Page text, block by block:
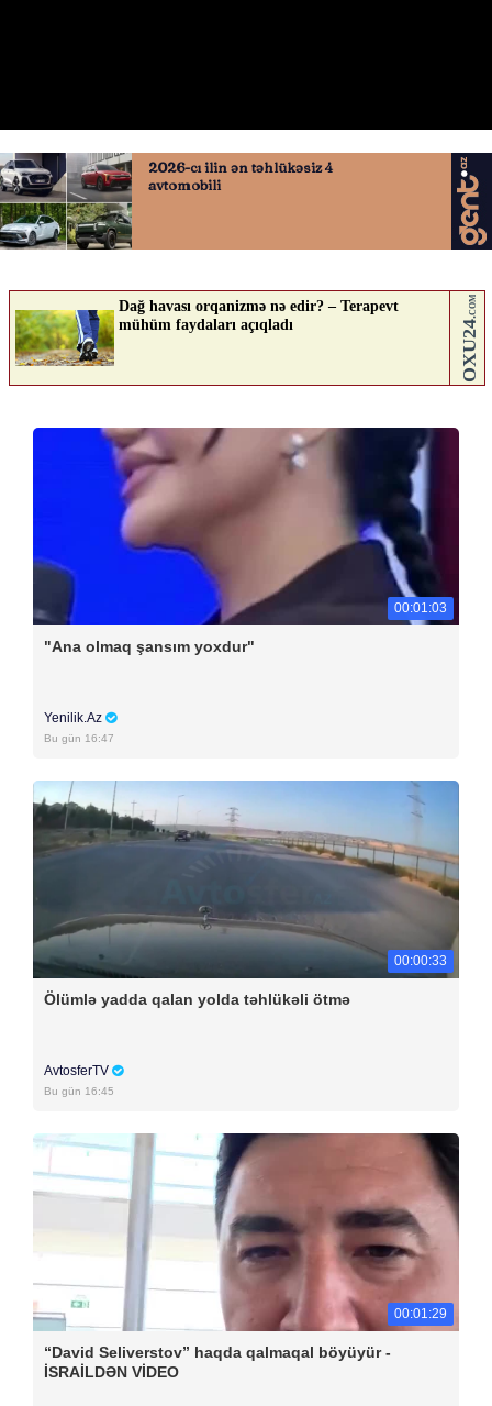
00:01:03
"Ana olmaq şansım yoxdur"
Yenilik.Az
Bu gün 16:47
00:00:33
Ölümlə yadda qalan yolda təhlükəli ötmə
AvtosferTV
Bu gün 16:45
00:01:29
“David Seliverstov” haqda qalmaqal böyüyür -
İSRAİLDƏN VİDEO